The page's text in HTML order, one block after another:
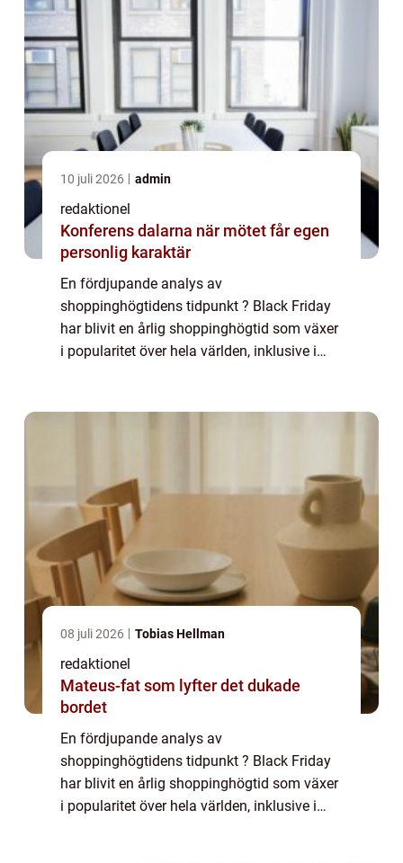
10 juli 2026 admin
redaktionel
Konferens dalarna när mötet får egen
personlig karaktär
En fördjupande analys av
shoppinghögtidens tidpunkt ? Black Friday
har blivit en årlig shoppinghögtid som växer
i popularitet över hela världen, inklusive i
08 juli 2026 Tobias Hellman
redaktionel
Mateus-fat som lyfter det dukade
bordet
En fördjupande analys av
shoppinghögtidens tidpunkt ? Black Friday
har blivit en årlig shoppinghögtid som växer
i popularitet över hela världen, inklusive i